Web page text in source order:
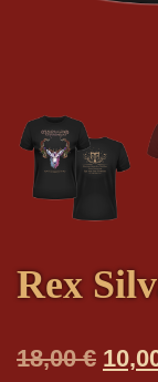
Rex
18,00€